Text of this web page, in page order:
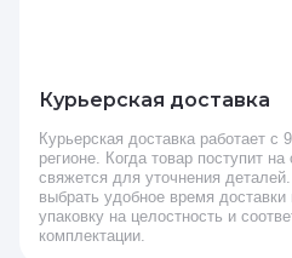
Курьерская доставка
Курьерская доставка работает
регионе. Когда товар поступит
свяжется для уточнения
выбрать удобное время
упаковку на целостность и
комплектации.